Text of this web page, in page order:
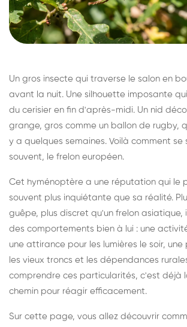
Un gros insecte qui traverse le salon en
avant la nuit. Une silhouette imposante
du cerisier en fin d'après-midi. Un nid
grange, gros comme un ballon de rugby,
y a quelques semaines. Voilà comment se
souvent, le frelon européen.
Cet hyménoptère a une réputation qui le
souvent plus inquiétante que sa réalité.
guêpe, plus discret qu'un frelon asiatique,
des comportements bien à lui : une
une attirance pour les lumières le soir,
les vieux troncs et les dépendances
comprendre ces particularités, c'est déjà
chemin pour réagir efficacement.
Sur cette page, vous allez découvrir